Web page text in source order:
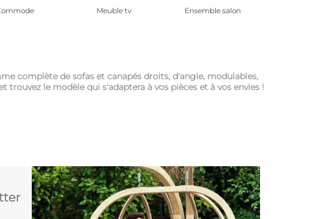
Meuble tv Ensemble salon
complète de sofas et canapés droits, d'angle, modulables,
le modèle qui s'adaptera à vos pièces et à vos envies !